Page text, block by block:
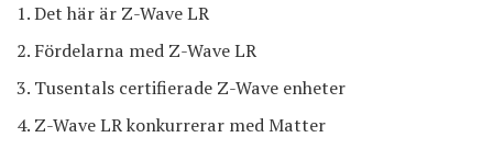
Det här är Z-Wave LR
Fördelarna med Z-Wave LR
Tusentals certifierade Z-Wave enheter
Z-Wave LR konkurrerar med Matter